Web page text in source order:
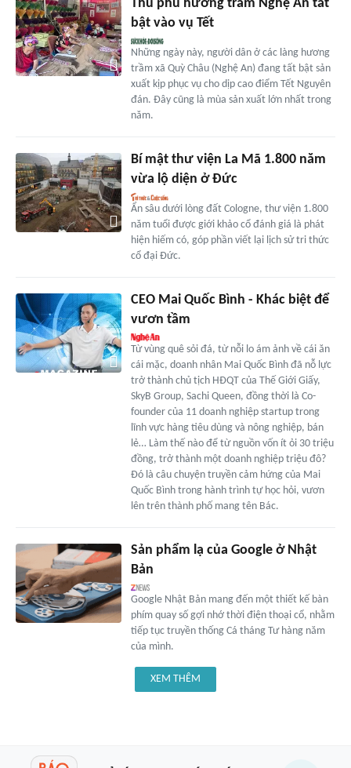
Thủ phủ hương trầm Nghệ An tất
bật vào vụ Tết
Những ngày này, người dân ở các làng hương
trầm xã Quỳ Châu (Nghệ An) đang tất bật sản
xuất kịp phục vụ cho dịp cao điểm Tết Nguyên
đán. Đây cũng là mùa sản xuất lớn nhất trong
năm.
Bí mật thư viện La Mã 1.800 năm
vừa lộ diện ở Đức
Ẩn sâu dưới lòng đất Cologne, thư viện 1.800
năm tuổi được giới khảo cổ đánh giá là phát
hiện hiếm có, góp phần viết lại lịch sử tri thức
cổ đại Đức.
CEO Mai Quốc Bình - Khác biệt để
vươn tầm
Từ vùng quê sỏi đá, từ nỗi lo ám ảnh về cái ăn
cái mặc, doanh nhân Mai Quốc Bình đã nỗ lực
trở thành chủ tịch HĐQT của Thế Giới Giấy,
SkyB Group, Sachi Queen, đồng thời là Co-
founder của 11 doanh nghiệp startup trong
lĩnh vực hàng tiêu dùng và nông nghiệp, bán
lẻ… Làm thế nào để từ nguồn vốn ít ỏi 30 triệu
đồng, trở thành một doanh nghiệp triệu đô?
Đó là câu chuyện truyền cảm hứng của Mai
Quốc Bình trong hành trình tự học hỏi, vươn
lên trên thành phố mang tên Bác.
Sản phẩm lạ của Google ở Nhật
Bản
Google Nhật Bản mang đến một thiết kế bàn
phím quay số gợi nhớ thời điện thoại cổ, nhằm
tiếp tục truyền thống Cá tháng Tư hàng năm
của mình.
XEM THÊM